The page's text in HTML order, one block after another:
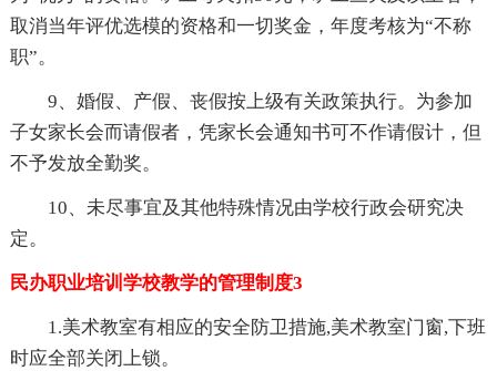
取消当年评优选模的资格和一切奖金，年度考核为“不称
职”。
9、婚假、产假、丧假按上级有关政策执行。为参加
子女家长会而请假者，凭家长会通知书可不作请假计，但
不予发放全勤奖。
10、未尽事宜及其他特殊情况由学校行政会研究决
定。
民办职业培训学校教学的管理制度3
1.美术教室有相应的安全防卫措施,美术教室门窗,下班
时应全部关闭上锁。